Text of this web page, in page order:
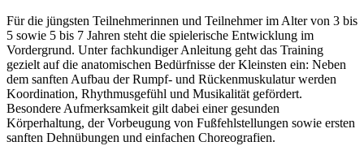
Für die jüngsten Teilnehmerinnen und Teilnehmer im Alter von 3 bis
5 sowie 5 bis 7 Jahren steht die spielerische Entwicklung im
Vordergrund. Unter fachkundiger Anleitung geht das Training
gezielt auf die anatomischen Bedürfnisse der Kleinsten ein: Neben
dem sanften Aufbau der Rumpf- und Rückenmuskulatur werden
Koordination, Rhythmusgefühl und Musikalität gefördert.
Besondere Aufmerksamkeit gilt dabei einer gesunden
Körperhaltung, der Vorbeugung von Fußfehlstellungen sowie ersten
sanften Dehnübungen und einfachen Choreografien.